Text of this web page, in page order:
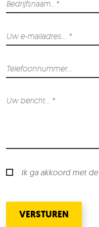
Ik ga akkoord met de
VERSTUREN